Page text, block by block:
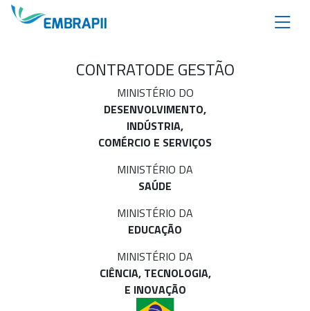
CONTRATODE GESTÃO
MINISTÉRIO DO
DESENVOLVIMENTO,
INDÚSTRIA,
COMÉRCIO E SERVIÇOS
MINISTÉRIO DA
SAÚDE
MINISTÉRIO DA
EDUCAÇÃO
MINISTÉRIO DA
CIÊNCIA, TECNOLOGIA,
E INOVAÇÃO